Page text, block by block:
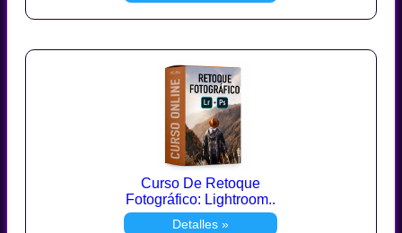
Curso De Retoque
Fotográfico: Lightroom..
Detalles »